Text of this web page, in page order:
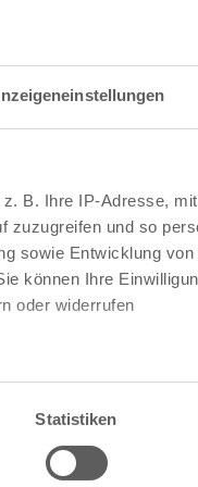
B. Ihre IP-Adresse,
und so
sowie Entwicklung
können Ihre
oder widerrufen
auf einige Meter
(Fingerprinting)
und legen Sie
Statistiken
wie z.B.